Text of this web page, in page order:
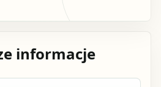
informacje